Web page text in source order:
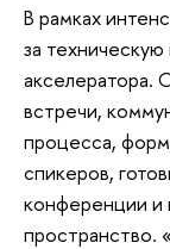
В рамках
за
акселератора.
встречи,
процесса,
спикеров,
конференции и
пространство.